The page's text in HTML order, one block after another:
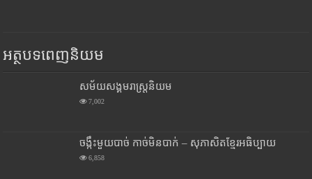
អត្ថបទពេញនិយម
សម័យសង្គមរាស្រ្តនិយម
7,002
ចង្កឹះមួយបាច់ កាច់មិនបាក់ – សុភាសិតខ្មែរអធិប្បាយ
6,858